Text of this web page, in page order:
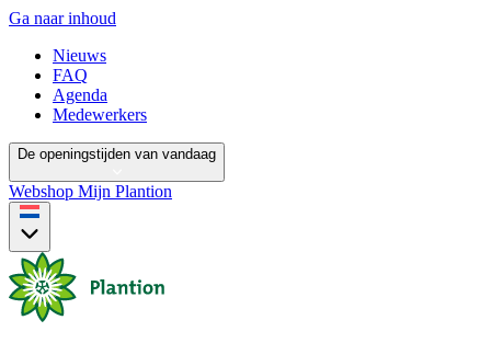
Ga naar inhoud
Nieuws
FAQ
Agenda
Medewerkers
De openingstijden van vandaag
Webshop Mijn Plantion